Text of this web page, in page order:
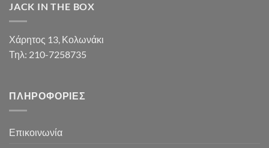
JACK IN THE BOX
Χάρητος 13, Κολωνάκι
Τηλ: 210-7258735
ΠΛΗΡΟΦΟΡΊΕΣ
Επικοινωνία